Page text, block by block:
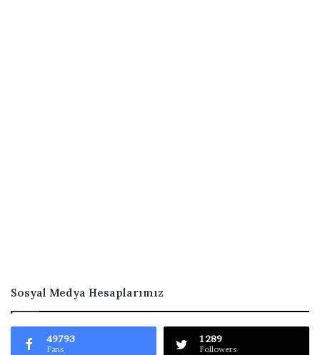
Sosyal Medya Hesaplarımız
49793
Fans
1289
Followers